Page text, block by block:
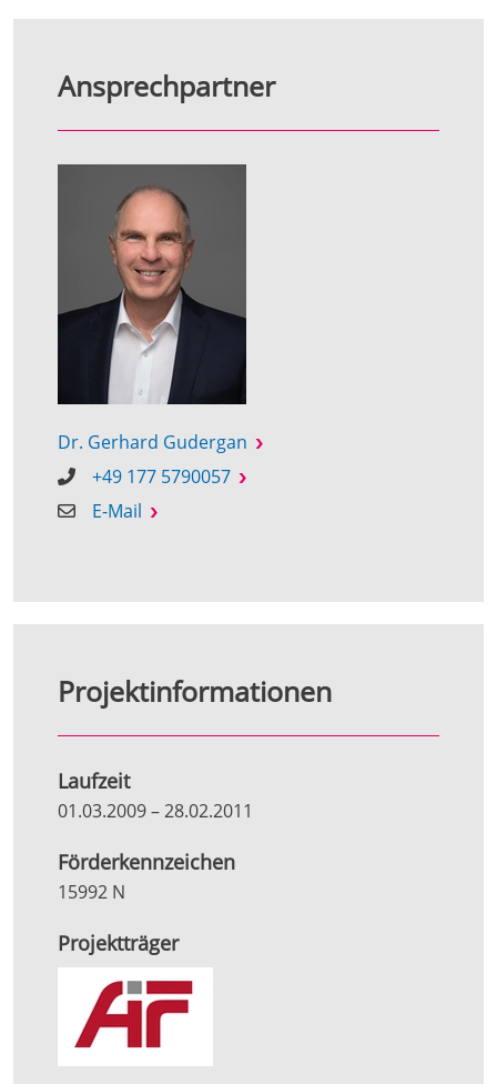
Ansprechpartner
Dr. Gerhard Gudergan
+49 177 5790057
E-Mail
Projektinformationen
Laufzeit
01.03.2009–28.02.2011
Förderkennzeichen
15992 N
Projektträger